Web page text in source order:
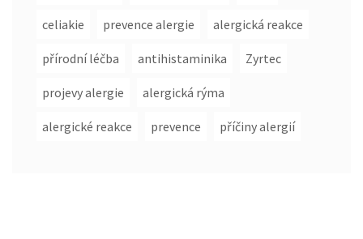
celiakie prevence alergie alergická reakce
přírodní léčba antihistaminika Zyrtec
projevy alergie alergická rýma
alergické reakce prevence příčiny alergií